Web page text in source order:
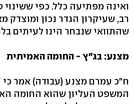
ואינה מפתיעה כלל. כפי ששינוי
רב, שעיקרון הגדר נכון ומוצדק
שהתוואי שנבחר הינו לעיתים
מצנע: בג"ץ - החומה האמיתית
ח"כ עמרם מצנע (עבודה) אמר כי
המשפט העליון שהוא החומה